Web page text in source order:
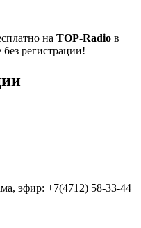
на TOP-Radio в
регистрации!
эфир: +7(4712) 58-33-44